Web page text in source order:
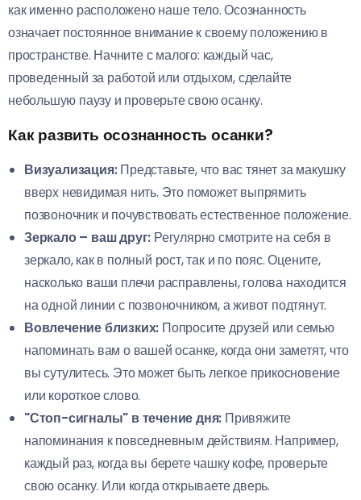
как именно расположено наше тело. Осознанность
означает постоянное внимание к своему положению в
пространстве. Начните с малого: каждый час,
проведенный за работой или отдыхом, сделайте
небольшую паузу и проверьте свою осанку.
Как развить осознанность осанки?
Визуализация:Представьте, что вас тянет за макушку
вверх невидимая нить. Это поможет выпрямить
позвоночник и почувствовать естественное положение.
Зеркало – ваш друг: Регулярно смотрите на себя в
зеркало, как в полный рост, так и по пояс. Оцените,
насколько ваши плечи расправлены, голова находится
на одной линии с позвоночником, а живот подтянут.
Вовлечение близких: Попросите друзей или семью
напоминать вам о вашей осанке, когда они заметят, что
вы сутулитесь. Это может быть легкое прикосновение
или короткое слово.
"Стоп-сигналы" в течение дня: Привяжите
напоминания к повседневным действиям. Например,
каждый раз, когда вы берете чашку кофе, проверьте
свою осанку. Или когда открываете дверь.